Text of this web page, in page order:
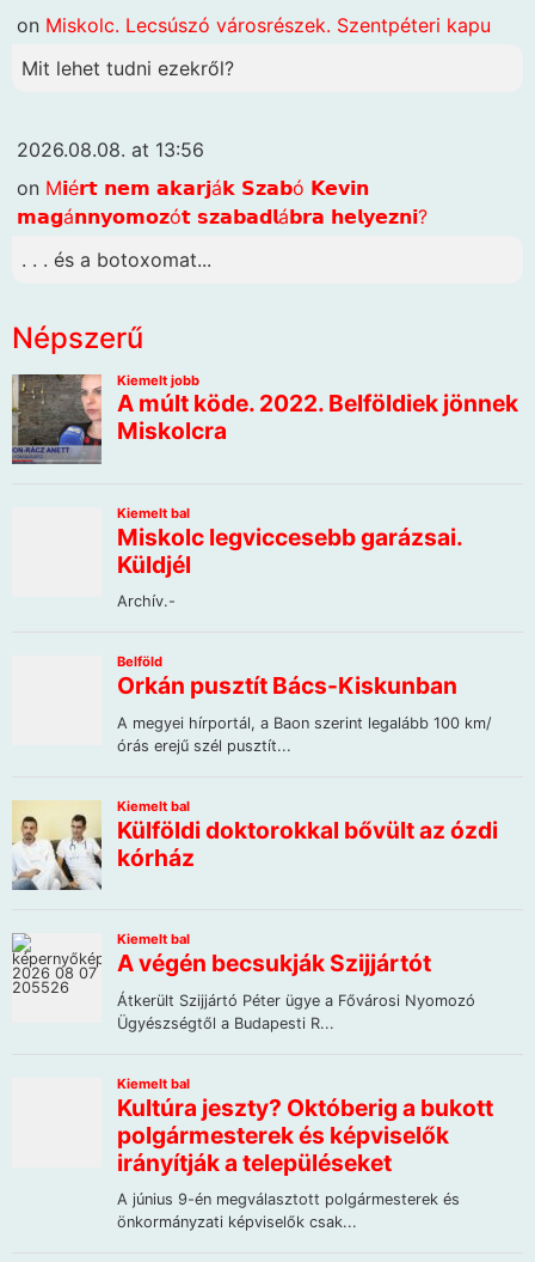
on Miskolc. Lecsúszó városrészek. Szentpéteri kapu
Mit lehet tudni ezekről?
2026.08.08. at 13:56
on M𝗶é𝗿𝘁 𝗻𝗲𝗺 𝗮𝗸𝗮𝗿𝗷á𝗸 𝗦𝘇𝗮𝗯ó 𝗞𝗲𝘃𝗶𝗻
𝗺𝗮𝗴á𝗻𝗻𝘆𝗼𝗺𝗼𝘇ó𝘁 𝘀𝘇𝗮𝗯𝗮𝗱𝗹á𝗯𝗿𝗮 𝗵𝗲𝗹𝘆𝗲𝘇𝗻𝗶?
. . . és a botoxomat...
Népszerű